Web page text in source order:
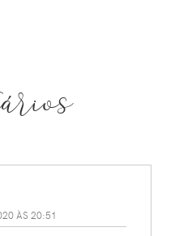
ÀS 20:51